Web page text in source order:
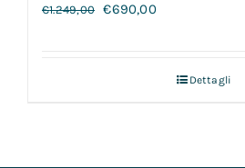
€1.249,00 €690,00
Dettagli